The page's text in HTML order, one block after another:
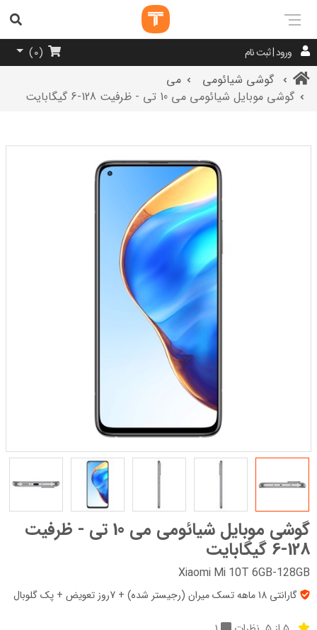
ورود | ثبت نام (
0
)
گوشی شیائومی
می
گوشی موبایل شیائومی می 10 تی - ظرفیت 128-6 گیگابایت
گوشی موبایل شیائومی می 10 تی - ظرفیت
128-6 گیگابایت
Xiaomi Mi 10T 6GB-128GB
گارانتی 18 ماهه تسک میران (رجیستر شده) + 7روز تعویض + پک‌ گلوبال